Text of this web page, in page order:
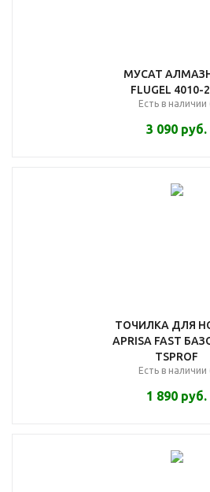
МУСАТ
FLUGEL 4010-
Есть в наличии
3 090 руб.
ТОЧИЛКА ДЛЯ
APRISA FAST
TSPROF
Есть в наличии
1 890 руб.